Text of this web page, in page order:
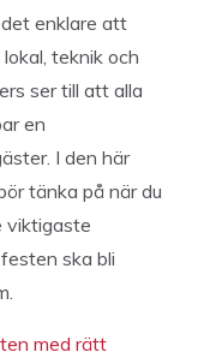
enklare att
teknik och
ser till att alla
en
I den här
tänka på när du
viktigaste
ska bli
med rätt